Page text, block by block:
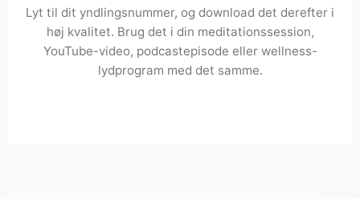
Lyt til dit yndlingsnummer, og download det derefter i
høj kvalitet. Brug det i din meditationssession,
YouTube-video, podcastepisode eller wellness-
lydprogram med det samme.